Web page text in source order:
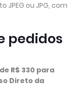
ou JPG, com
pedidos
R$ 330 para
Direto da